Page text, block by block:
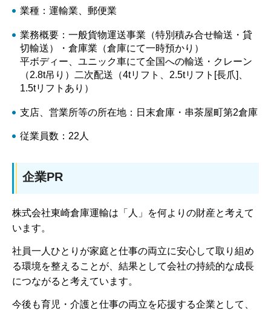
業種：運輸業、郵便業
業務概要：一般貨物運送事業（特別積み合せ輸送・貸
切輸送）・倉庫業（倉庫にて一時預かり）
平ボディー、ユニック車にて全国への輸送・クレーン
（2.8t吊り）二次配送（4tリフト、2.5tリフト[長爪]、
1.5tリフトあり）
支店、営業所等の所在地：日末倉庫・串茶屋町第2倉庫
従業員数：22人
企業PR
株式会社東崎倉庫運輸は「人」を何よりの財産と考えて
います。
社員一人ひとりが家庭と仕事の両立に安心して取り組め
る環境を整えることが、結果として会社の持続的な成長
につながると考えています。
今後も育児・介護と仕事の両立を応援する企業として、